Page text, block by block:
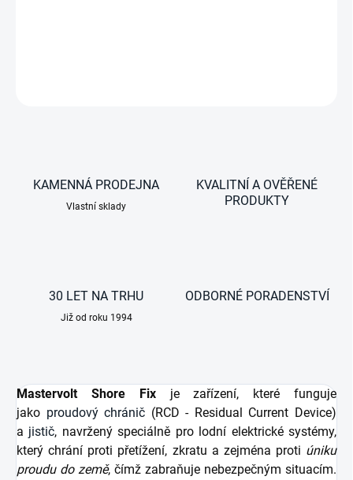
KAMENNÁ PRODEJNA
Vlastní sklady
KVALITNÍ A OVĚŘENÉ
PRODUKTY
30 LET NA TRHU
Již od roku 1994
ODBORNÉ PORADENSTVÍ
Mastervolt Shore Fixje zařízení, které funguje
jako proudový chránič (RCD - Residual Current Device)
a jistič, navržený speciálně pro lodní elektrické systémy,
který chrání proti přetížení, zkratu a zejména proti úniku
proudu do země, čímž zabraňuje nebezpečným situacím.